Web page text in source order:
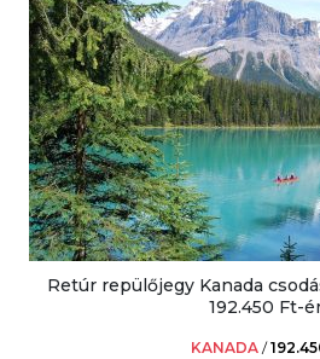
Retúr repülőjegy Kanada
192.450 Ft-
KANADA /